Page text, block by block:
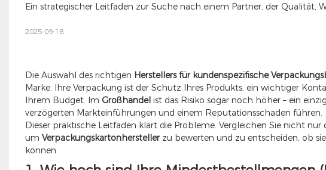
Ein strategischer Leitfaden zur Suche nach einem Partner, der Qualität,
2025-09-18
Die Auswahl des richtigen Herstellers für kundenspezifische
Marke. Ihre Verpackung ist der Schutz Ihres Produkts, ein wichtiger
Ihrem Budget. Im Großhandelist das Risiko sogar noch höher – ein
verzögerten Markteinführungen und einem Reputationsschaden führen.
Dieser praktische Leitfaden klärt die Probleme. Vergleichen Sie nicht nur
um Verpackungskartonherstellerzu bewerten und zu entscheiden, ob
können.